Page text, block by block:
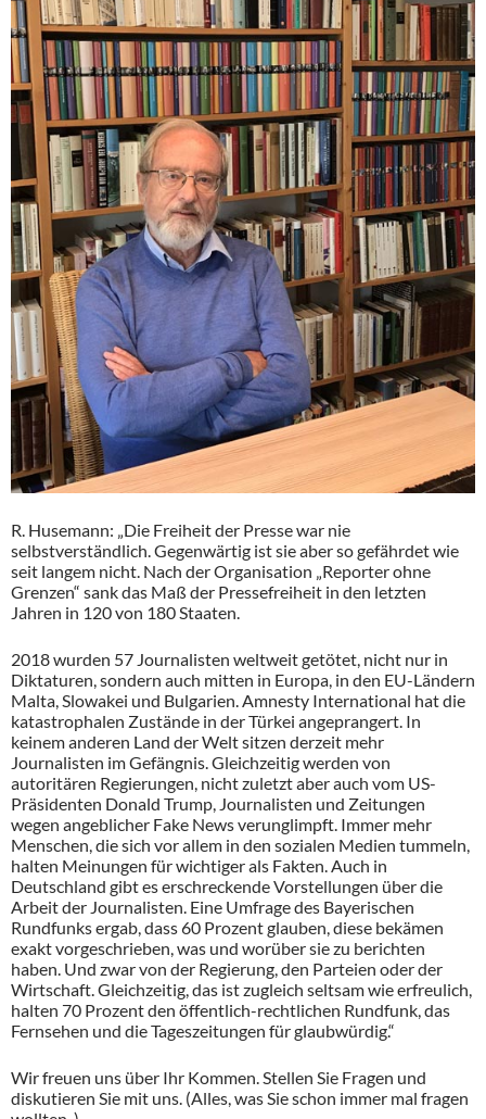
R. Husemann: „Die Freiheit der Presse war nie
selbstverständlich. Gegenwärtig ist sie aber so gefährdet wie
seit langem nicht. Nach der Organisation „Reporter ohne
Grenzen“ sank das Maß der Pressefreiheit in den letzten
Jahren in 120 von 180 Staaten.
2018 wurden 57 Journalisten weltweit getötet, nicht nur in
Diktaturen, sondern auch mitten in Europa, in den EU-Ländern
Malta, Slowakei und Bulgarien. Amnesty International hat die
katastrophalen Zustände in der Türkei angeprangert. In
keinem anderen Land der Welt sitzen derzeit mehr
Journalisten im Gefängnis. Gleichzeitig werden von
autoritären Regierungen, nicht zuletzt aber auch vom US-
Präsidenten Donald Trump, Journalisten und Zeitungen
wegen angeblicher Fake News verunglimpft. Immer mehr
Menschen, die sich vor allem in den sozialen Medien tummeln,
halten Meinungen für wichtiger als Fakten. Auch in
Deutschland gibt es erschreckende Vorstellungen über die
Arbeit der Journalisten. Eine Umfrage des Bayerischen
Rundfunks ergab, dass 60 Prozent glauben, diese bekämen
exakt vorgeschrieben, was und worüber sie zu berichten
haben. Und zwar von der Regierung, den Parteien oder der
Wirtschaft. Gleichzeitig, das ist zugleich seltsam wie erfreulich,
halten 70 Prozent den öffentlich-rechtlichen Rundfunk, das
Fernsehen und die Tageszeitungen für glaubwürdig.“
Wir freuen uns über Ihr Kommen. Stellen Sie Fragen und
diskutieren Sie mit uns. (Alles, was Sie schon immer mal fragen